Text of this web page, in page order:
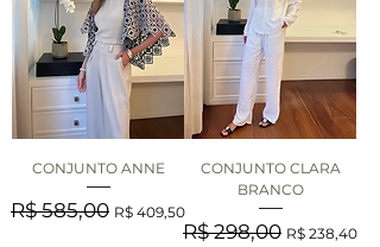
CONJUNTO ANNE
Preço normal
R$ 585,00 Preço promocional
R$ 409,50
CONJUNTO CLARA
BRANCO
Preço normal
R$ 298,00 Preço
R$ 238,40